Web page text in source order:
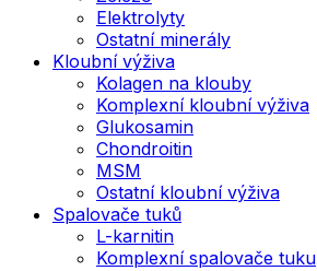
Elektrolyty
Ostatní minerály
Kloubní výživa
Kolagen na klouby
Komplexní kloubní výživa
Glukosamin
Chondroitin
MSM
Ostatní kloubní výživa
Spalovače tuků
L-karnitin
Komplexní spalovače tuku